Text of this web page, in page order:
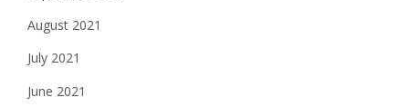
August 2021
July 2021
June 2021